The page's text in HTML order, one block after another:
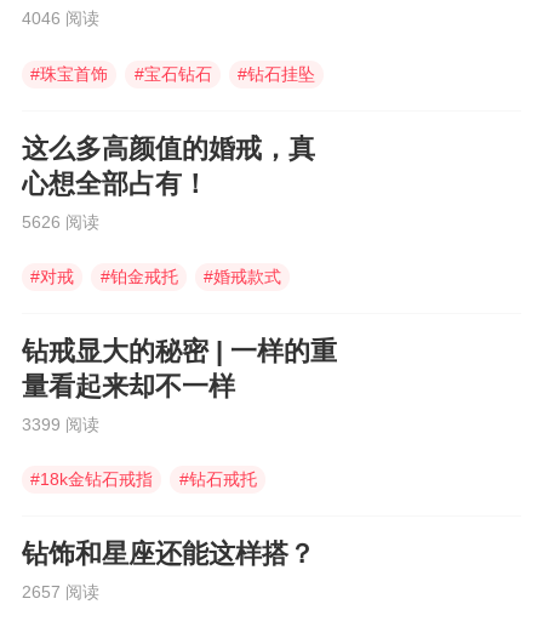
眼
4046 阅读
#珠宝首饰 #宝石钻石 #钻石挂坠
这么多高颜值的婚戒，真
心想全部占有！
5626 阅读
#对戒 #铂金戒托 #婚戒款式
钻戒显大的秘密 | 一样的重
量看起来却不一样
3399 阅读
#18k金钻石戒指 #钻石戒托
钻饰和星座还能这样搭？
2657 阅读